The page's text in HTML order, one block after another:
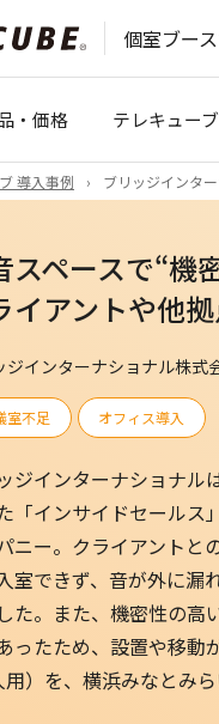
個室ブー
・価格
サブスクリプション）
ト
ート
テレキュー
導入事例
オフィス環境改善
会議室が足りない
［マンガ］テレキ
チャネル テレキ
導入事例 ブリッジインタ
スペースで“機
イアントや他
ジインターナショナル株式
室不足 オフィス導入
ジインターナショナル
「インサイドセールス
ニー。クライアントと
室できず、音が外に漏
た。また、機密性の高
ったため、設置や移動
用）を、横浜みなとみ